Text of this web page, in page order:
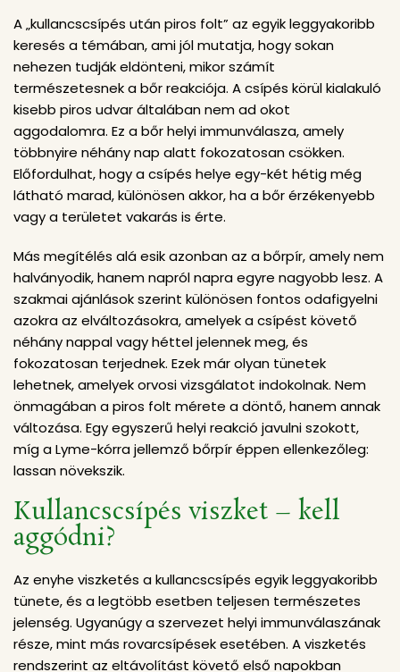
A „kullancscsípés után piros folt” az egyik leggyakoribb
keresés a témában, ami jól mutatja, hogy sokan
nehezen tudják eldönteni, mikor számít
természetesnek a bőr reakciója. A csípés körül kialakuló
kisebb piros udvar általában nem ad okot
aggodalomra. Ez a bőr helyi immunválasza, amely
többnyire néhány nap alatt fokozatosan csökken.
Előfordulhat, hogy a csípés helye egy-két hétig még
látható marad, különösen akkor, ha a bőr érzékenyebb
vagy a területet vakarás is érte.
Más megítélés alá esik azonban az a bőrpír, amely nem
halványodik, hanem napról napra egyre nagyobb lesz. A
szakmai ajánlások szerint különösen fontos odafigyelni
azokra az elváltozásokra, amelyek a csípést követő
néhány nappal vagy héttel jelennek meg, és
fokozatosan terjednek. Ezek már olyan tünetek
lehetnek, amelyek orvosi vizsgálatot indokolnak. Nem
önmagában a piros folt mérete a döntő, hanem annak
változása. Egy egyszerű helyi reakció javulni szokott,
míg a Lyme-kórra jellemző bőrpír éppen ellenkezőleg:
lassan növekszik.
Kullancscsípés viszket – kell
aggódni?
Az enyhe viszketés a kullancscsípés egyik leggyakoribb
tünete, és a legtöbb esetben teljesen természetes
jelenség. Ugyanúgy a szervezet helyi immunválaszának
része, mint más rovarcsípések esetében. A viszketés
rendszerint az eltávolítást követő első napokban